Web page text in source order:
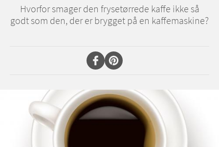
Hvorfor smager den frysetørrede kaffe ikke så
godt som den, der er brygget på en kaffemaskine?